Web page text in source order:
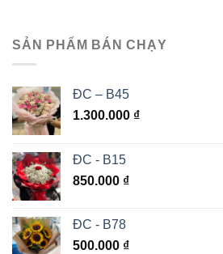
SẢN PHẨM BÁN CHẠY
ĐC – B45
1.300.000 ₫
ĐC - B15
850.000 ₫
ĐC - B78
500.000 ₫